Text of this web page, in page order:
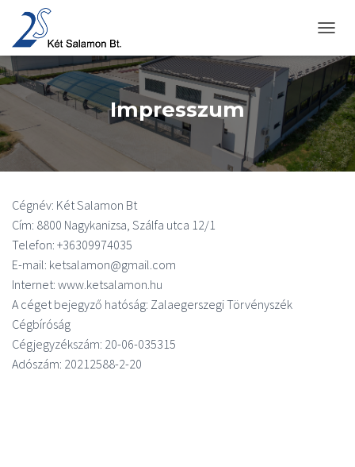
Impresszum
Cégnév: Két Salamon Bt
Cím: 8800 Nagykanizsa, Szálfa utca 12/1
Telefon: +36309974035
E-mail: ketsalamon@gmail.com
Internet: www.ketsalamon.hu
A céget bejegyző hatóság: Zalaegerszegi Törvényszék
Cégbíróság
Cégjegyzékszám: 20-06-035315
Adószám: 20212588-2-20